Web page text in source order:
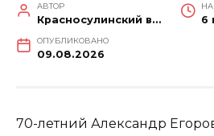
АВТОР
Красносулинский вестник
НА
6
ОПУБЛИКОВАНО
09.08.2026
70-летний Александр